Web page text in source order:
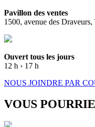
Pavillon des ventes
1500, avenue des
Ouvert tous les jours
12 h › 17 h
NOUS JOINDRE PAR
VOUS